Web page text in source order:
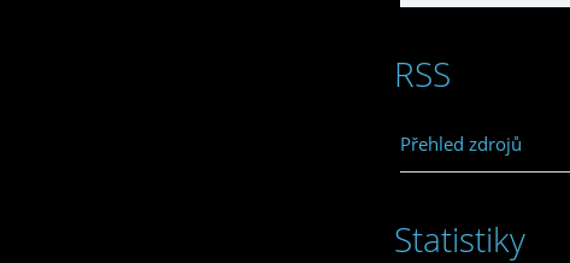
RSS
Přehled zdrojů
Statistiky